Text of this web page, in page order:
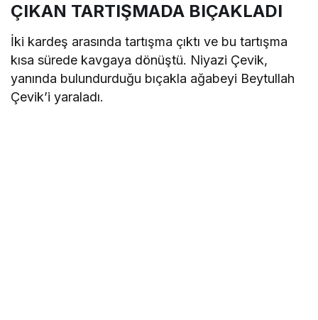
ÇIKAN TARTIŞMADA BIÇAKLADI
İki kardeş arasında tartışma çıktı ve bu tartışma
kısa sürede kavgaya dönüştü. Niyazi Çevik,
yanında bulundurduğu bıçakla ağabeyi Beytullah
Çevik’i yaraladı.